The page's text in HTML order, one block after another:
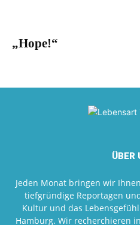
„Hope!“
ÜBER
Jeden Monat bringen wir
tiefgründige Reportagen
Kultur und das
Hamburg. Wir recherchieren